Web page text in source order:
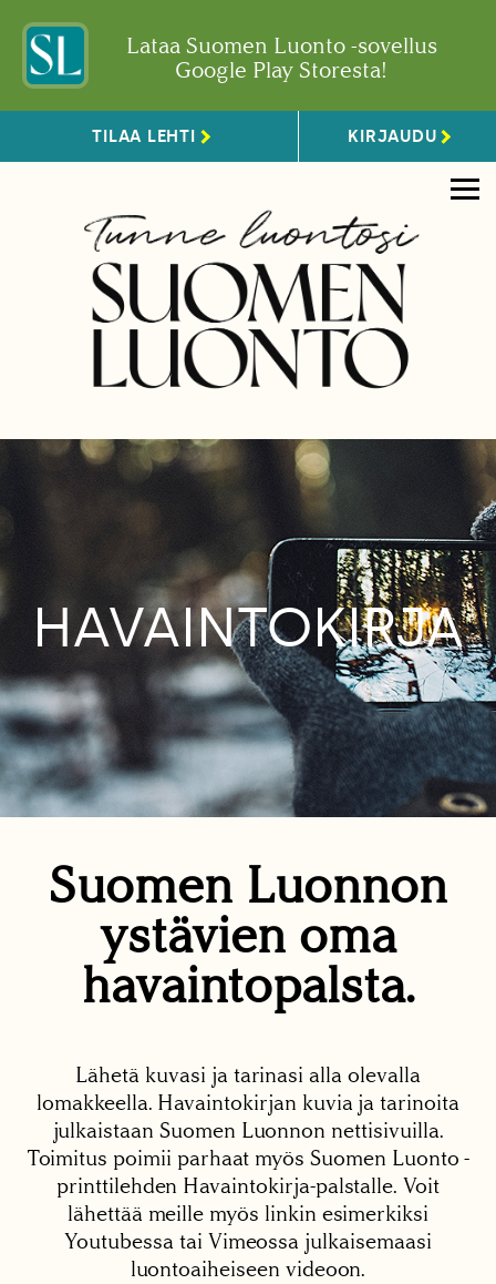
Lataa Suomen Luonto -sovellus
Google Play Storesta!
TILAA LEHTI KIRJAUDU
HAVAINTOKIRJA
Suomen Luonnon
ystävien oma
havaintopalsta.
Lähetä kuvasi ja tarinasi alla olevalla
lomakkeella. Havaintokirjan kuvia ja tarinoita
julkaistaan Suomen Luonnon nettisivuilla.
Toimitus poimii parhaat myös Suomen Luonto -
printtilehden Havaintokirja-palstalle. Voit
lähettää meille myös linkin esimerkiksi
Youtubessa tai Vimeossa julkaisemaasi
luontoaiheiseen videoon.